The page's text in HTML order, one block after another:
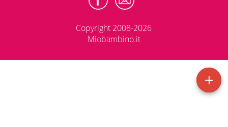
Copyright 2008-2026
Miobambino.it